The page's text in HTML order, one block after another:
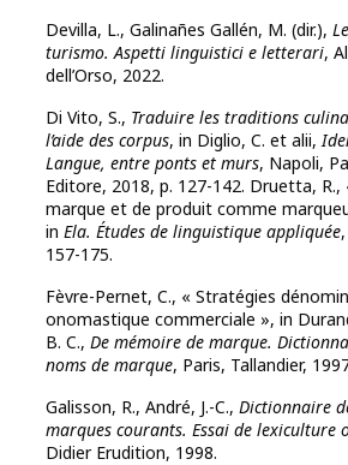
Devilla, L., Galinañes Gallén, M. (dir.),
turismo. Aspetti linguistici e letterari,
dell’Orso, 2022.
Di Vito, S., Traduire les traditions
l’aide des corpus, in Diglio, C. et alii,
Langue, entre ponts et murs, Napoli,
Editore, 2018, p. 127-142. Druetta, R.,
marque et de produit comme
in Ela. Études de linguistique appliquée
157-175.
Fèvre-Pernet, C., « Stratégies
onomastique commerciale », in
B. C., De mémoire de marque.
noms de marque, Paris, Tallandier,
Galisson, R., André, J.-C., Dictionnaire
marques courants. Essai de lexiculture
Didier Erudition, 1998.